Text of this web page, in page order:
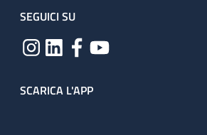
SEGUICI SU
SCARICA L'APP